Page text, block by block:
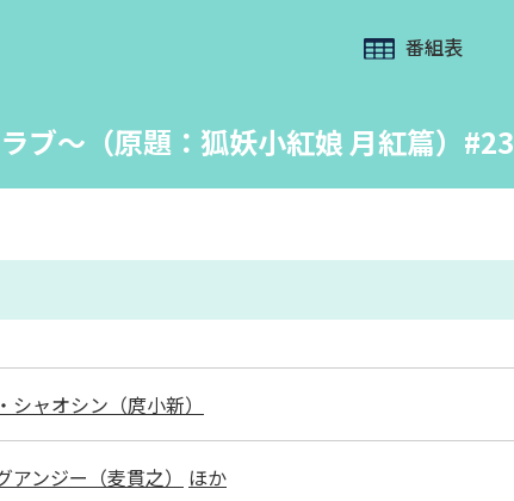
番組表
ブ～（原題：狐妖小紅娘 月紅篇）#23
シャオシン（庹小新）
アンジー（麦貫之） ほか